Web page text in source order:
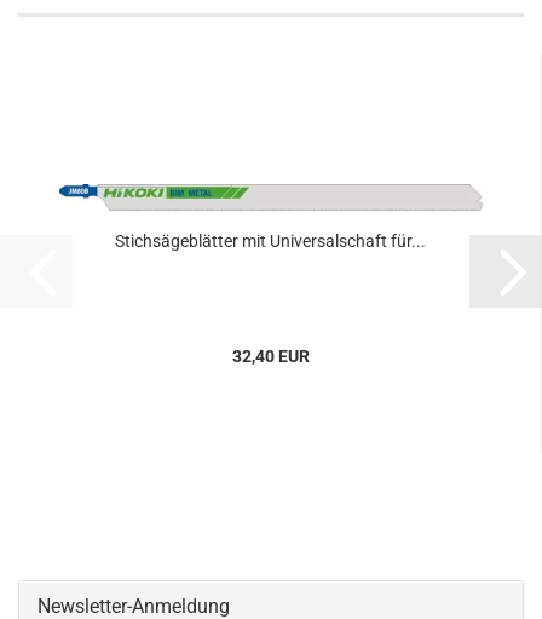
Stichsägeblätter mit Universalschaft für...
32,40 EUR
Newsletter-Anmeldung